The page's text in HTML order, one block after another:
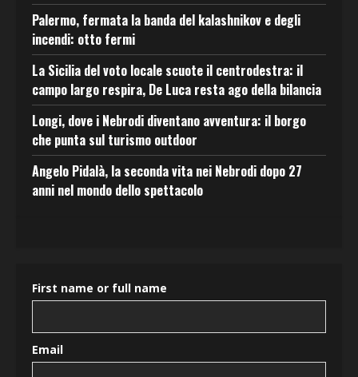
Palermo, fermata la banda del kalashnikov e degli
incendi: otto fermi
La Sicilia del voto locale scuote il centrodestra: il
campo largo respira, De Luca resta ago della bilancia
Longi, dove i Nebrodi diventano avventura: il borgo
che punta sul turismo outdoor
Angelo Pidalà, la seconda vita nei Nebrodi dopo 27
anni nel mondo dello spettacolo
First name or full name
Email